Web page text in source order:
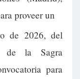
proveer un
de 2026, del
de la Sagra
para